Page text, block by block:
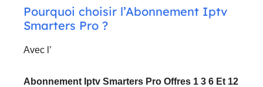
Pourquoi choisir l’Abonnement Iptv
Smarters Pro ?
Avec l’
Abonnement Iptv Smarters Pro Offres 1 3 6 Et 12